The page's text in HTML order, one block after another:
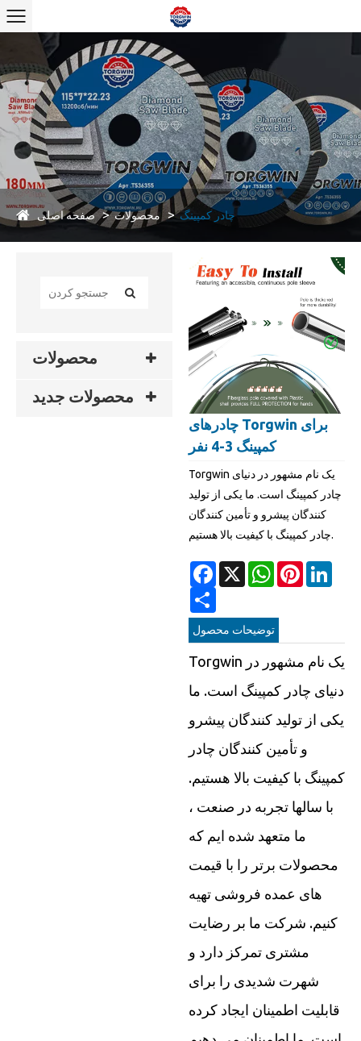
صفحه اصلی محصولات چادر کمپینگ
محصولات
محصولات جدید
چادرهای Torgwin برای
کمپینگ 3-4 نفر
Torgwin یک نام مشهور در دنیای
چادر کمپینگ است. ما یکی از تولید
کنندگان پیشرو و تأمین کنندگان
چادر کمپینگ با کیفیت بالا هستیم.
Facebook
X WhatsAppPinterest
توضیحات محصول
Torgwin یک نام مشهور در
دنیای چادر کمپینگ است. ما
یکی از تولید کنندگان پیشرو
و تأمین کنندگان چادر
کمپینگ با کیفیت بالا هستیم.
با سالها تجربه در صنعت ،
ما متعهد شده ایم که
محصولات برتر را با قیمت
های عمده فروشی تهیه
کنیم. شرکت ما بر رضایت
مشتری تمرکز دارد و
شهرت شدیدی را برای
قابلیت اطمینان ایجاد کرده